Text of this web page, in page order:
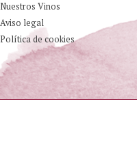
Nuestros Vinos
Aviso legal
Política de cookies